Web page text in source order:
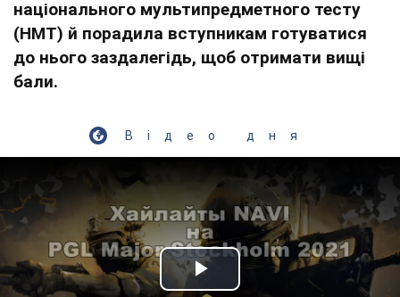
національного мультипредметного тесту
(НМТ) й порадила вступникам готуватися
до нього заздалегідь, щоб отримати вищі
бали.
Відео дня
Play Video